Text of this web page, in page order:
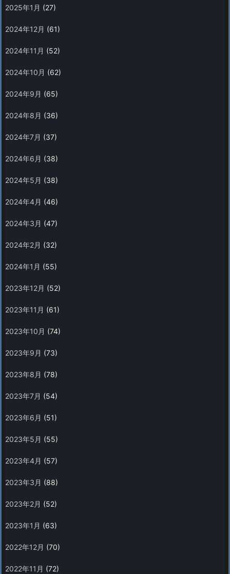
2025年1月 (27)
2024年12月 (61)
2024年11月 (52)
2024年10月 (62)
2024年9月 (65)
2024年8月 (36)
2024年7月 (37)
2024年6月 (38)
2024年5月 (38)
2024年4月 (46)
2024年3月 (47)
2024年2月 (32)
2024年1月 (55)
2023年12月 (52)
2023年11月 (61)
2023年10月 (74)
2023年9月 (73)
2023年8月 (78)
2023年7月 (54)
2023年6月 (51)
2023年5月 (55)
2023年4月 (57)
2023年3月 (88)
2023年2月 (52)
2023年1月 (63)
2022年12月 (70)
2022年11月 (72)